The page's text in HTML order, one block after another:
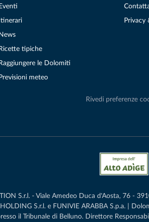
Eventi
Itinerari
News
Ricette tipiche
Raggiungere le Dolomiti
Previsioni meteo
Privacy
Rivedi preferenze
S.r.l. - Viale Amedeo Duca d'Aosta, 76 -
S.r.l. e FUNIVIE ARABBA S.p.a. |
il Tribunale di Belluno.­ Direttore